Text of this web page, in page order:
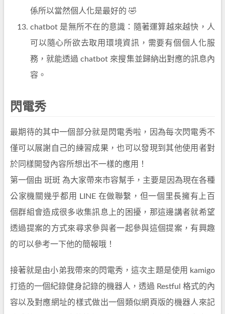
係所以當然個人化是最好的 🤣
chatbot 是無所不在的意識：隨著運算越來越快，人
可以隨心所欲去取用環境資訊，需要有個個人化服
務，就能透過 chatbot 來搜集並歸納出對應的訊息內
容。
閃電秀
最期待的其中一個部分就是閃電秀啦，因為每次閃電秀不
僅可以展謝自己的練習成果，也可以發現到其他使用者對
於同樣開發內容所想出不一樣的應用！
第一個由 斑斑 為大家帶來市容幫手，主要是因為現在各種
公家機關幾乎都用 LINE 在做聯繫，但一個里長擁有上百
個群組會造成很多收集訊息上的困擾，那這邊講者就希望
透過提案的方式來尋求參與者一起參與這個提案，有興趣
的可以參考一下他的簡報哦！
接著就是由小弟我帶來的閃電秀，這次主題是使用 kamigo
打造的一個紀錄健身記錄的機器人，透過 Restful 格式的內
容以及對應網址的樣式做出一個類似網頁版的機器人來記